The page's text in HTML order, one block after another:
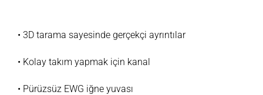
• 3D tarama sayesinde gerçekçi ayrıntılar
• Kolay takım yapmak için kanal
• Pürüzsüz EWG iğne yuvası